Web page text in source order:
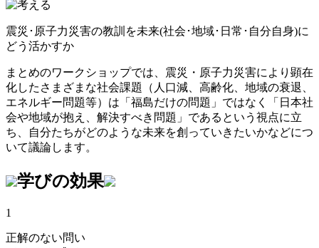
震災･原子力災害の教訓を未来(社会･地域･日常･自分自身)に
どう活かすか
まとめのワークショップでは、震災・原子力災害により顕在
化したさまざまな社会課題（人口減、高齢化、地域の衰退、
エネルギー問題等）は「福島だけの問題」ではなく「日本社
会や地域が抱え、解決すべき問題」であるという視点に立
ち、自分たちがどのような未来を創っていきたいかなどにつ
いて議論します。
学びの効果
1
正解のない問い